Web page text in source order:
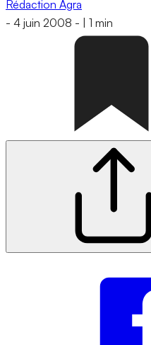
Rédaction Agra
- 4 juin 2008 - 1 min